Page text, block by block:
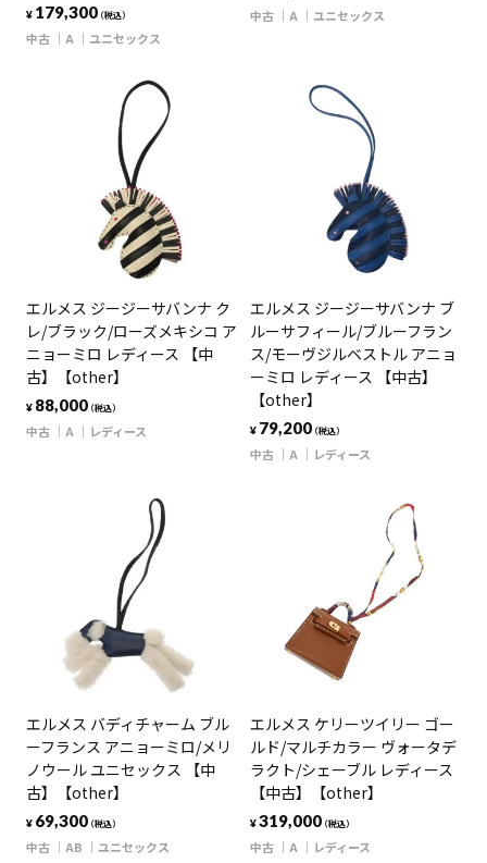
¥ 179,300（税込）
中古 A ユニセックス
中古 A ユニセックス
エルメス ジージーサバンナ ク
レ/ブラック/ローズメキシコ ア
ニョーミロ レディース 【中
古】【other】
¥ 88,000（税込）
中古 A レディース
エルメス ジージーサバンナ ブ
ルーサフィール/ブルーフラン
ス/モーヴジルベストル アニョ
ーミロ レディース 【中古】
【other】
¥ 79,200（税込）
中古 A レディース
エルメス バディチャーム ブル
ーフランス アニョーミロ/メリ
ノウール ユニセックス 【中
古】【other】
¥ 69,300（税込）
中古 AB ユニセックス
エルメス ケリーツイリー ゴー
ルド/マルチカラー ヴォータデ
ラクト/シェーブル レディース
【中古】【other】
¥319,000（税込）
中古 A レディース